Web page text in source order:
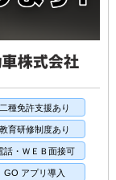
二種免許支援あり
教育研修制度あり
話・ＷＥＢ面接可
GO アプリ導入